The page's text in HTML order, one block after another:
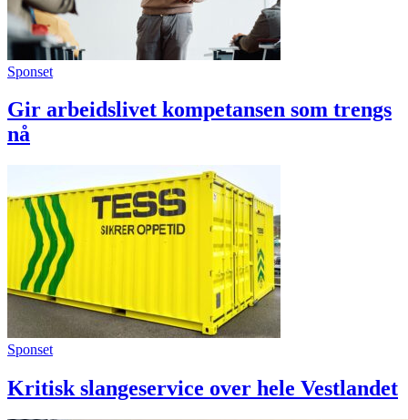
Sponset
Gir arbeidslivet kompetansen som trengs
nå
Sponset
Kritisk slangeservice over hele Vestlandet